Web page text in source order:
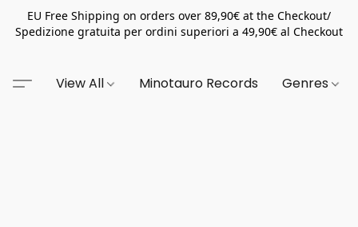
EU Free Shipping on orders over 89,90€ at the Checkout/
Spedizione gratuita per ordini superiori a 49,90€ al Checkout
View All Minotauro Records Genres